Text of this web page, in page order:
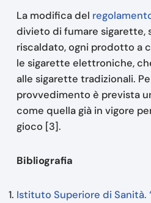
La modifica del
divieto di fumare sigarette,
riscaldato, ogni prodotto a
le sigarette elettroniche,
alle sigarette tradizionali.
provvedimento è prevista
come quella già in vigore
gioco [3].
Bibliografia
Istituto Superiore di Sanità.